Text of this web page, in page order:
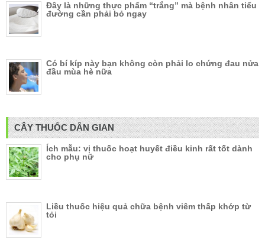
Đây là những thực phẩm “trắng” mà bệnh nhân tiểu
đường cần phải bỏ ngay
Có bí kíp này bạn không còn phải lo chứng đau nửa
đầu mùa hè nữa
CÂY THUỐC DÂN GIAN
Ích mẫu: vị thuốc hoạt huyết điều kinh rất tốt dành
cho phụ nữ
Liều thuốc hiệu quả chữa bệnh viêm thấp khớp từ
tỏi